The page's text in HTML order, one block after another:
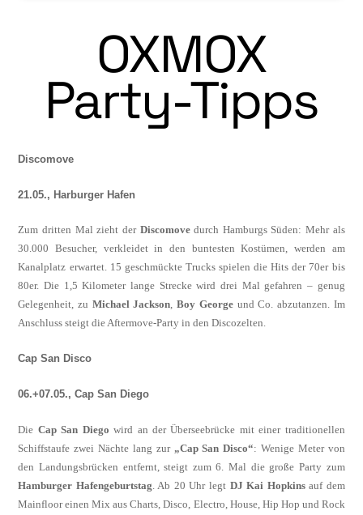
OXMOX
Party-Tipps
Discomove
21.05., Harburger Hafen
Zum dritten Mal zieht der Discomovedurch Hamburgs Süden: Mehr als
30.000 Besucher, verkleidet in den buntesten Kostümen, wer­den am
Kanalplatz erwartet. 15 geschmückte Trucks spielen die Hits der 70er bis
80er. Die 1,5 Kilometer lange Strecke wird drei Mal gefahren – genug
Gelegenheit, zu Michael Jackson,Boy Georgeund Co. abzutanzen. Im
Anschluss steigt die Aftermove-Party in den Discozelten.
Cap San Disco
06.+07.05., Cap San Diego
Die Cap San Diego wird an der Überseebrü­cke mit einer traditionellen
Schiffstaufe zwei Nächte lang zur „Cap San Disco“: Wenige Meter von
den Landungsbrücken entfernt, steigt zum 6. Mal die große Party zum
Ham­burger Hafengeburtstag . Ab 20 Uhr legt DJ Kai Hopkinsauf dem
Mainfloor einen Mix aus Charts, Disco, Electro, House, Hip Hop und Rock